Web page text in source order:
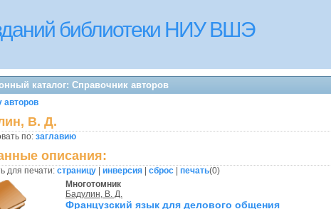
библиотеки НИУ ВШЭ
каталог: Справочник авторов
авторов
В. Д.
по: заглавию
описания:
для печати: страницу инверсия сброс печать(0)
Многотомник
Бадулин, В. Д.
Французский язык для делового общения